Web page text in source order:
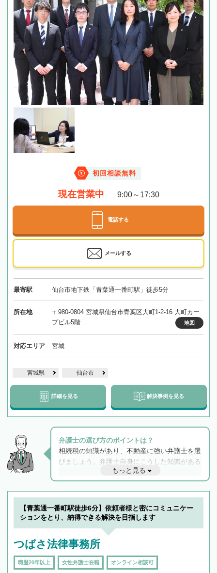
初回相談無料
現在営業中 9:00～17:30
電話する
メールする
最寄駅 仙台市地下鉄「青葉通一番町駅」徒歩5分
所在地
〒980-0804 宮城県仙台市青葉区大町1-2-16 大町カー
プビル5階
地図
対応エリア 宮城
宮城県 仙台市
詳細を見る 解決事例を見る
弁護士の選び方のポイントは？
相続税の知識があり、不動産に強い弁護士を選
びましょう。弁護士自身にこうした知識がある
と他士業との連携もスムーズに進み、トラブル
解決のみならず相続をトータルで任せることが
できます。また、相続は感情がからむ分野なの
でフィーリングも重要です。実際に電話や面談
で複数の弁護士と会話をしてウマが合う方に依
もっと見る
【青葉通一番町駅徒歩6分】依頼者様と密にコミュニケー
ションをとり、納得できる解決を目指します
つばさ法律事務所
職歴20年以上 女性弁護士在籍 オンライン相談可